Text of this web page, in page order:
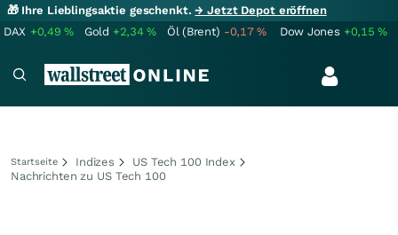
🎁 Ihre Lieblingsaktie geschenkt.→ Jetzt Depot eröffnen
DAX +0,49% Gold +2,34% Öl (Brent) -0,17% Dow Jones +0,15%
Startseite Indizes
US Tech 100 Index
Nachrichten zu US Tech 100